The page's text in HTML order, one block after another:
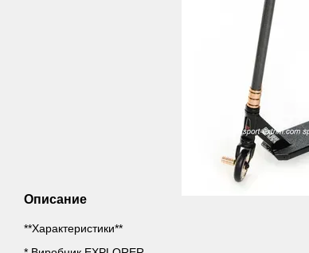
Описание
**Характеристики**